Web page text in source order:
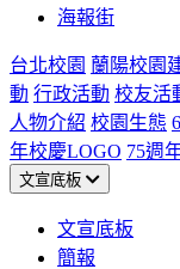
海報街
台北校園 蘭陽校園
動 行政活動 校友活
人物介紹 校園生態
年校慶LOGO 75週
文宣底板
文宣底板
簡報